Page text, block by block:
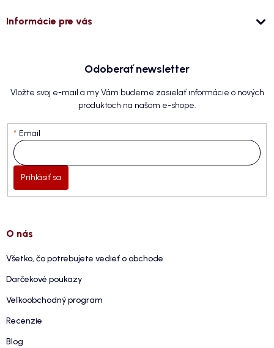
Informácie pre vás
Odoberať newsletter
Vložte svoj e-mail a my Vám budeme zasielať informácie o nových
produktoch na našom e-shope.
Email
Prihlásiť sa
O nás
Všetko, čo potrebujete vedieť o obchode
Darčekové poukazy
Veľkoobchodný program
Recenzie
Blog